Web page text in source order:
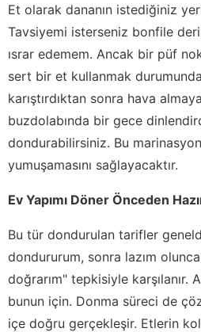
Et olarak dananın istediğiniz
Tavsiyemi isterseniz bonfile
ısrar edemem. Ancak bir püf
sert bir et kullanmak
karıştırdıktan sonra hava
buzdolabında bir gece
dondurabilirsiniz. Bu
yumuşamasını sağlayacaktır.
Ev Yapımı Döner Önceden
Bu tür dondurulan tarifler
dondururum, sonra lazım
doğrarım" tepkisiyle karşılanır.
bunun için. Donma süreci de
içe doğru gerçekleşir. Etlerin